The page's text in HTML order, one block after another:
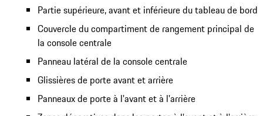
Partie supérieure, avant et inférieure du tableau de bord
Couvercle du compartiment de rangement principal de
la console centrale
Panneau latéral de la console centrale
Glissières de porte avant et arrière
Panneaux de porte à l'avant et à l'arrière